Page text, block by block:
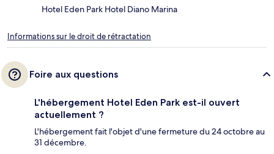
Hotel Eden Park Hotel Diano Marina
Informations sur le droit de rétractation
Foire aux questions
L'hébergement Hotel Eden Park est-il ouvert
actuellement ?
L'hébergement fait l'objet d'une fermeture du 24 octobre au
31 décembre.